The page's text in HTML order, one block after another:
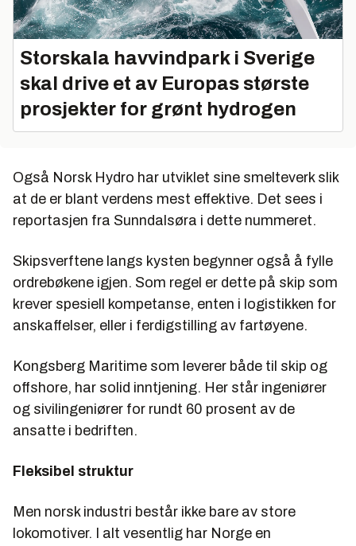
Storskala havvindpark i Sverige
skal drive et av Europas største
prosjekter for grønt hydrogen
Også Norsk Hydro har utviklet sine smelteverk slik
at de er blant verdens mest effektive. Det sees i
reportasjen fra Sunndalsøra i dette nummeret.
Skipsverftene langs kysten begynner også å fylle
ordrebøkene igjen. Som regel er dette på skip som
krever spesiell kompetanse, enten i logistikken for
anskaffelser, eller i ferdigstilling av fartøyene.
Kongsberg Maritime som leverer både til skip og
offshore, har solid inntjening. Her står ingeniører
og sivilingeniører for rundt 60 prosent av de
ansatte i bedriften.
Fleksibel struktur
Men norsk industri består ikke bare av store
lokomotiver. I alt vesentlig har Norge en